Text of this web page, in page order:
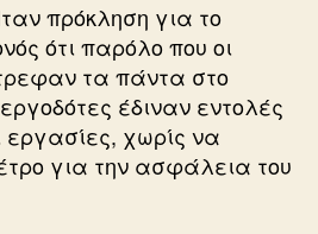
πρόκληση για το
ότι παρόλο που οι
τα πάντα στο
έδιναν εντολές
εργασίες, χωρίς να
για την ασφάλεια του